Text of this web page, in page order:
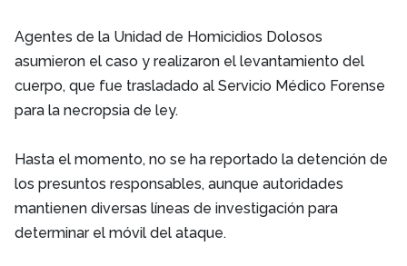
Agentes de la Unidad de Homicidios Dolosos
asumieron el caso y realizaron el levantamiento del
cuerpo, que fue trasladado al Servicio Médico Forense
para la necropsia de ley.
Hasta el momento, no se ha reportado la detención de
los presuntos responsables, aunque autoridades
mantienen diversas líneas de investigación para
determinar el móvil del ataque.